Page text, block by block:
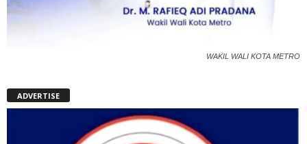
WAKIL WALI KOTA METRO
ADVERTISE